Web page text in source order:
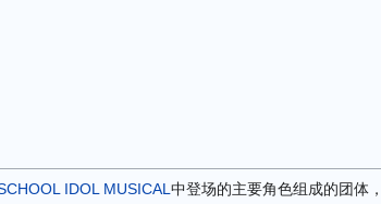
IDOL MUSICAL 中登场的主要角色组成的团体